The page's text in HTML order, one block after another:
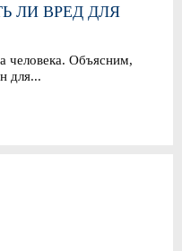
ЛИ ВРЕД ДЛЯ
человека. Объясним,
для...